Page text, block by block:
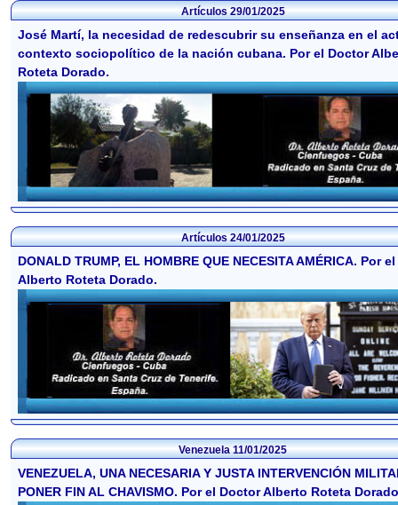
Artículos29/01/2025
José Martí, la necesidad de redescubrir su enseñanza en el
contexto sociopolítico de la nación cubana. Por el Doctor
Roteta Dorado.
Artículos24/01/2025
DONALD TRUMP, EL HOMBRE QUE NECESITA AMÉRICA. Por
Alberto Roteta Dorado.
Venezuela11/01/2025
VENEZUELA, UNA NECESARIA Y JUSTA INTERVENCIÓN
PONER FIN AL CHAVISMO. Por el Doctor Alberto Roteta